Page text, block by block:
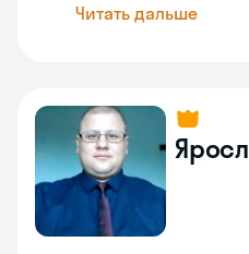
Читать дальше